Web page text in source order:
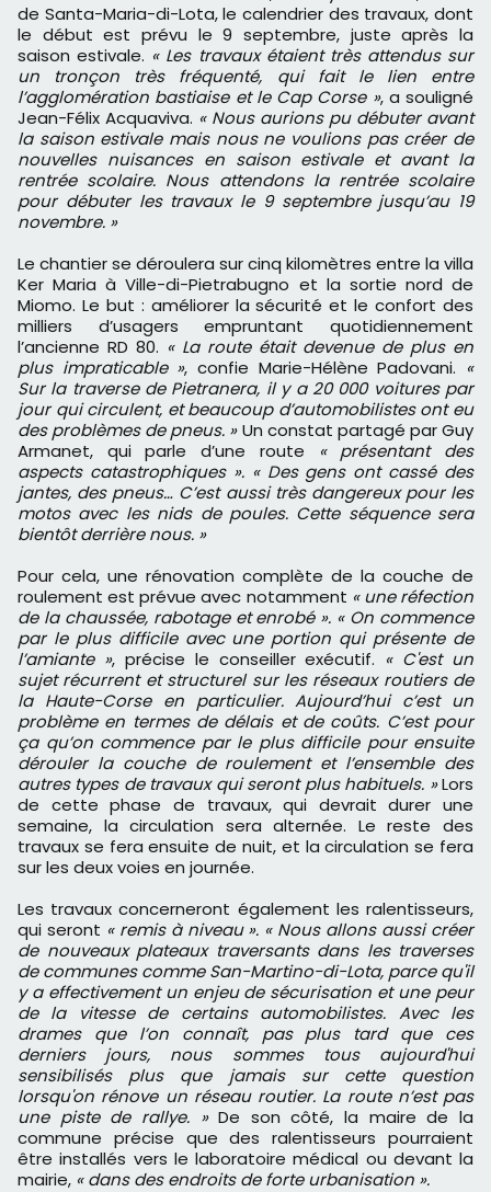
de Santa-Maria-di-Lota, le calendrier des travaux, dont
le début est prévu le 9 septembre, juste après la
saison estivale. « Les travaux étaient très attendus sur
un tronçon très fréquenté, qui fait le lien entre
l’agglomération bastiaise et le Cap Corse », a souligné
Jean-Félix Acquaviva. « Nous aurions pu débuter avant
la saison estivale mais nous ne voulions pas créer de
nouvelles nuisances en saison estivale et avant la
rentrée scolaire. Nous attendons la rentrée scolaire
pour débuter les travaux le 9 septembre jusqu’au 19
novembre. »
Le chantier se déroulera sur cinq kilomètres entre la villa
Ker Maria à Ville-di-Pietrabugno et la sortie nord de
Miomo. Le but : améliorer la sécurité et le confort des
milliers d’usagers empruntant quotidiennement
l’ancienne RD 80. « La route était devenue de plus en
plus impraticable », confie Marie-Hélène Padovani. «
Sur la traverse de Pietranera, il y a 20 000 voitures par
jour qui circulent, et beaucoup d’automobilistes ont eu
des problèmes de pneus. »Un constat partagé par Guy
Armanet, qui parle d’une route
« présentant des
aspects catastrophiques ». « Des gens ont cassé des
jantes, des pneus… C’est aussi très dangereux pour les
motos avec les nids de poules. Cette séquence sera
bientôt derrière nous. »
Pour cela, une rénovation complète de la couche de
roulement est prévue avec notamment « une réfection
de la chaussée, rabotage et enrobé ». « On commence
par le plus difficile avec une portion qui présente de
l’amiante », précise le conseiller exécutif. « C'est un
sujet récurrent et structurel sur les réseaux routiers de
la Haute-Corse en particulier. Aujourd’hui c’est un
problème en termes de délais et de coûts. C’est pour
ça qu’on commence par le plus difficile pour ensuite
dérouler la couche de roulement et l’ensemble des
autres types de travaux qui seront plus habituels. »Lors
de cette phase de travaux, qui devrait durer une
semaine, la circulation sera alternée. Le reste des
travaux se fera ensuite de nuit, et la circulation se fera
sur les deux voies en journée.
Les travaux concerneront également les ralentisseurs,
qui seront « remis à niveau ». « Nous allons aussi créer
de nouveaux plateaux traversants dans les traverses
de communes comme San-Martino-di-Lota, parce qu'il
y a effectivement un enjeu de sécurisation et une peur
de la vitesse de certains automobilistes. Avec les
drames que l’on connaît, pas plus tard que ces
derniers jours, nous sommes tous aujourd'hui
sensibilisés plus que jamais sur cette question
lorsqu'on rénove un réseau routier. La route n’est pas
une piste de rallye. »De son côté, la maire de la
commune précise que des ralentisseurs pourraient
être installés vers le laboratoire médical ou devant la
mairie, « dans des endroits de forte urbanisation ».